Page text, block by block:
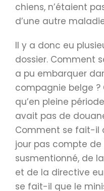
chiens, n’étaient
d’une autre
Il y a donc eu
dossier. Comment
a pu embarquer
compagnie belge
qu’en pleine
avait pas de
Comment se fait-il
jour pas compte de
susmentionné, de
et de la directive
se fait-il que le